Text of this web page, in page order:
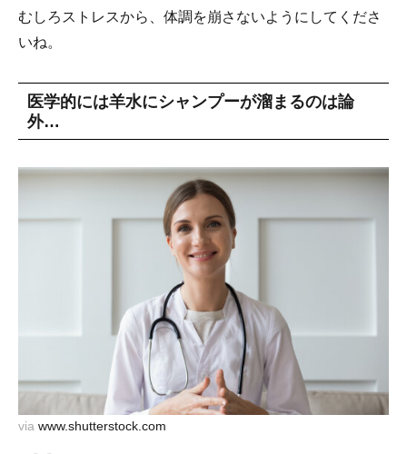
むしろストレスから、体調を崩さないようにしてくださ
いね。
医学的には羊水にシャンプーが溜まるのは論
外…
via www.shutterstock.com